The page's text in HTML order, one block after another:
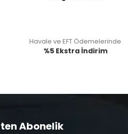
Havale ve EFT Ödemelerinde
%5 Ekstra İndirim
Abonelik